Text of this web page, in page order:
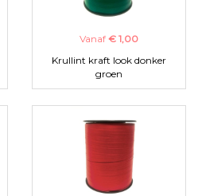
Vanaf € 1,00
Krullint kraft look donker
groen